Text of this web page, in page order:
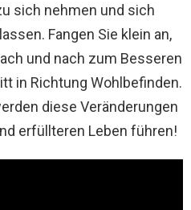
sich nehmen und sich
Fangen Sie klein an,
und nach zum Besseren
in Richtung Wohlbefinden.
diese Veränderungen
erfüllteren Leben führen!